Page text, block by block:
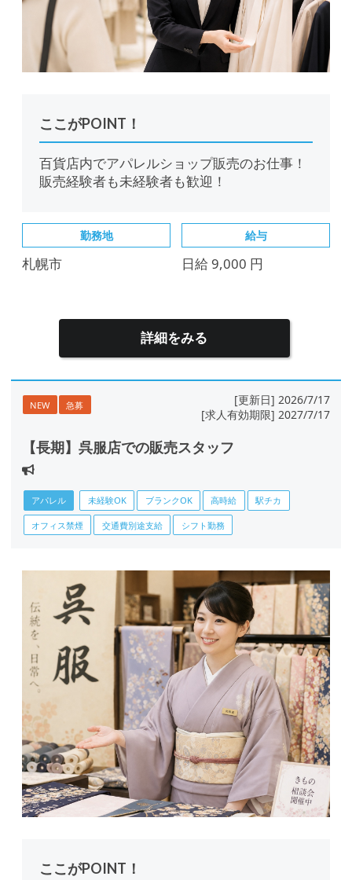
ここがPOINT！
百貨店内でアパレルショップ販売のお仕事！
販売経験者も未経験者も歓迎！
勤務地
札幌市
給与
日給 9,000 円
詳細をみる
NEW 急募
[更新日] 2026/7/17
[求人有効期限] 2027/7/17
【長期】呉服店での販売スタッフ
アパレル 未経験OK ブランクOK 高時給 駅チカ
オフィス禁煙 交通費別途支給 シフト勤務
ここがPOINT！